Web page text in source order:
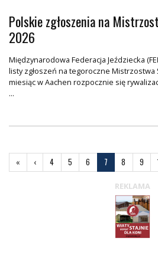
Polskie zgłoszenia na
2026
Międzynarodowa Federacja Jeździecka
listy zgłoszeń na tegoroczne Mistrzostwa
miesiąc w Aachen rozpocznie się
...
« Pierwsza
‹Poprzednia
4 5 6 7 8 9
REKLAMA